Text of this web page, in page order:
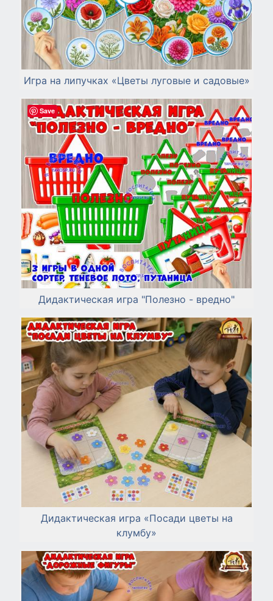
Игра на липучках «Цветы луговые и садовые»
Дидактическая игра "Полезно - вредно"
Дидактическая игра «Посади цветы на
клумбу»
Save